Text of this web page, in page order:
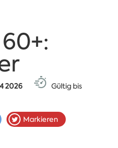
2026
Gültig bis
Markieren